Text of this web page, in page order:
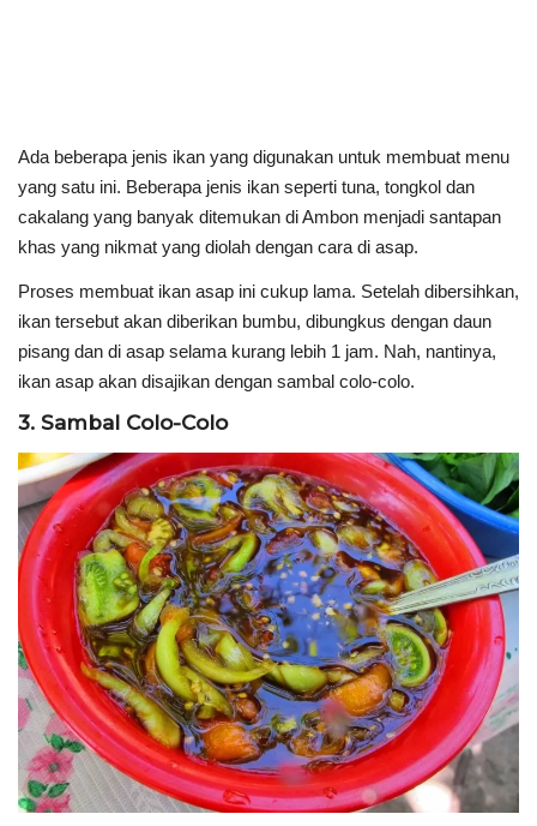
Ada beberapa jenis ikan yang digunakan untuk membuat menu
yang satu ini. Beberapa jenis ikan seperti tuna, tongkol dan
cakalang yang banyak ditemukan di Ambon menjadi santapan
khas yang nikmat yang diolah dengan cara di asap.
Proses membuat ikan asap ini cukup lama. Setelah dibersihkan,
ikan tersebut akan diberikan bumbu, dibungkus dengan daun
pisang dan di asap selama kurang lebih 1 jam. Nah, nantinya,
ikan asap akan disajikan dengan sambal colo-colo.
3. Sambal Colo-Colo